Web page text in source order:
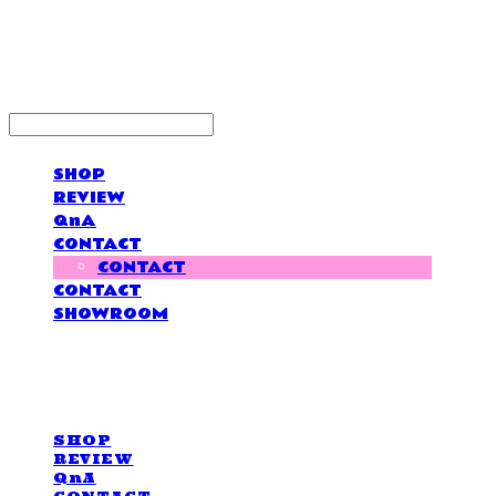
SHOP
REVIEW
QnA
CONTACT
CONTACT
CONTACT
SHOWROOM
SHOP
REVIEW
QnA